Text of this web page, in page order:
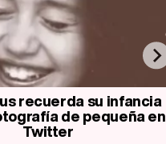
va a ver actuar a su
Cyrus en Broadway
su 20 cumpleaños